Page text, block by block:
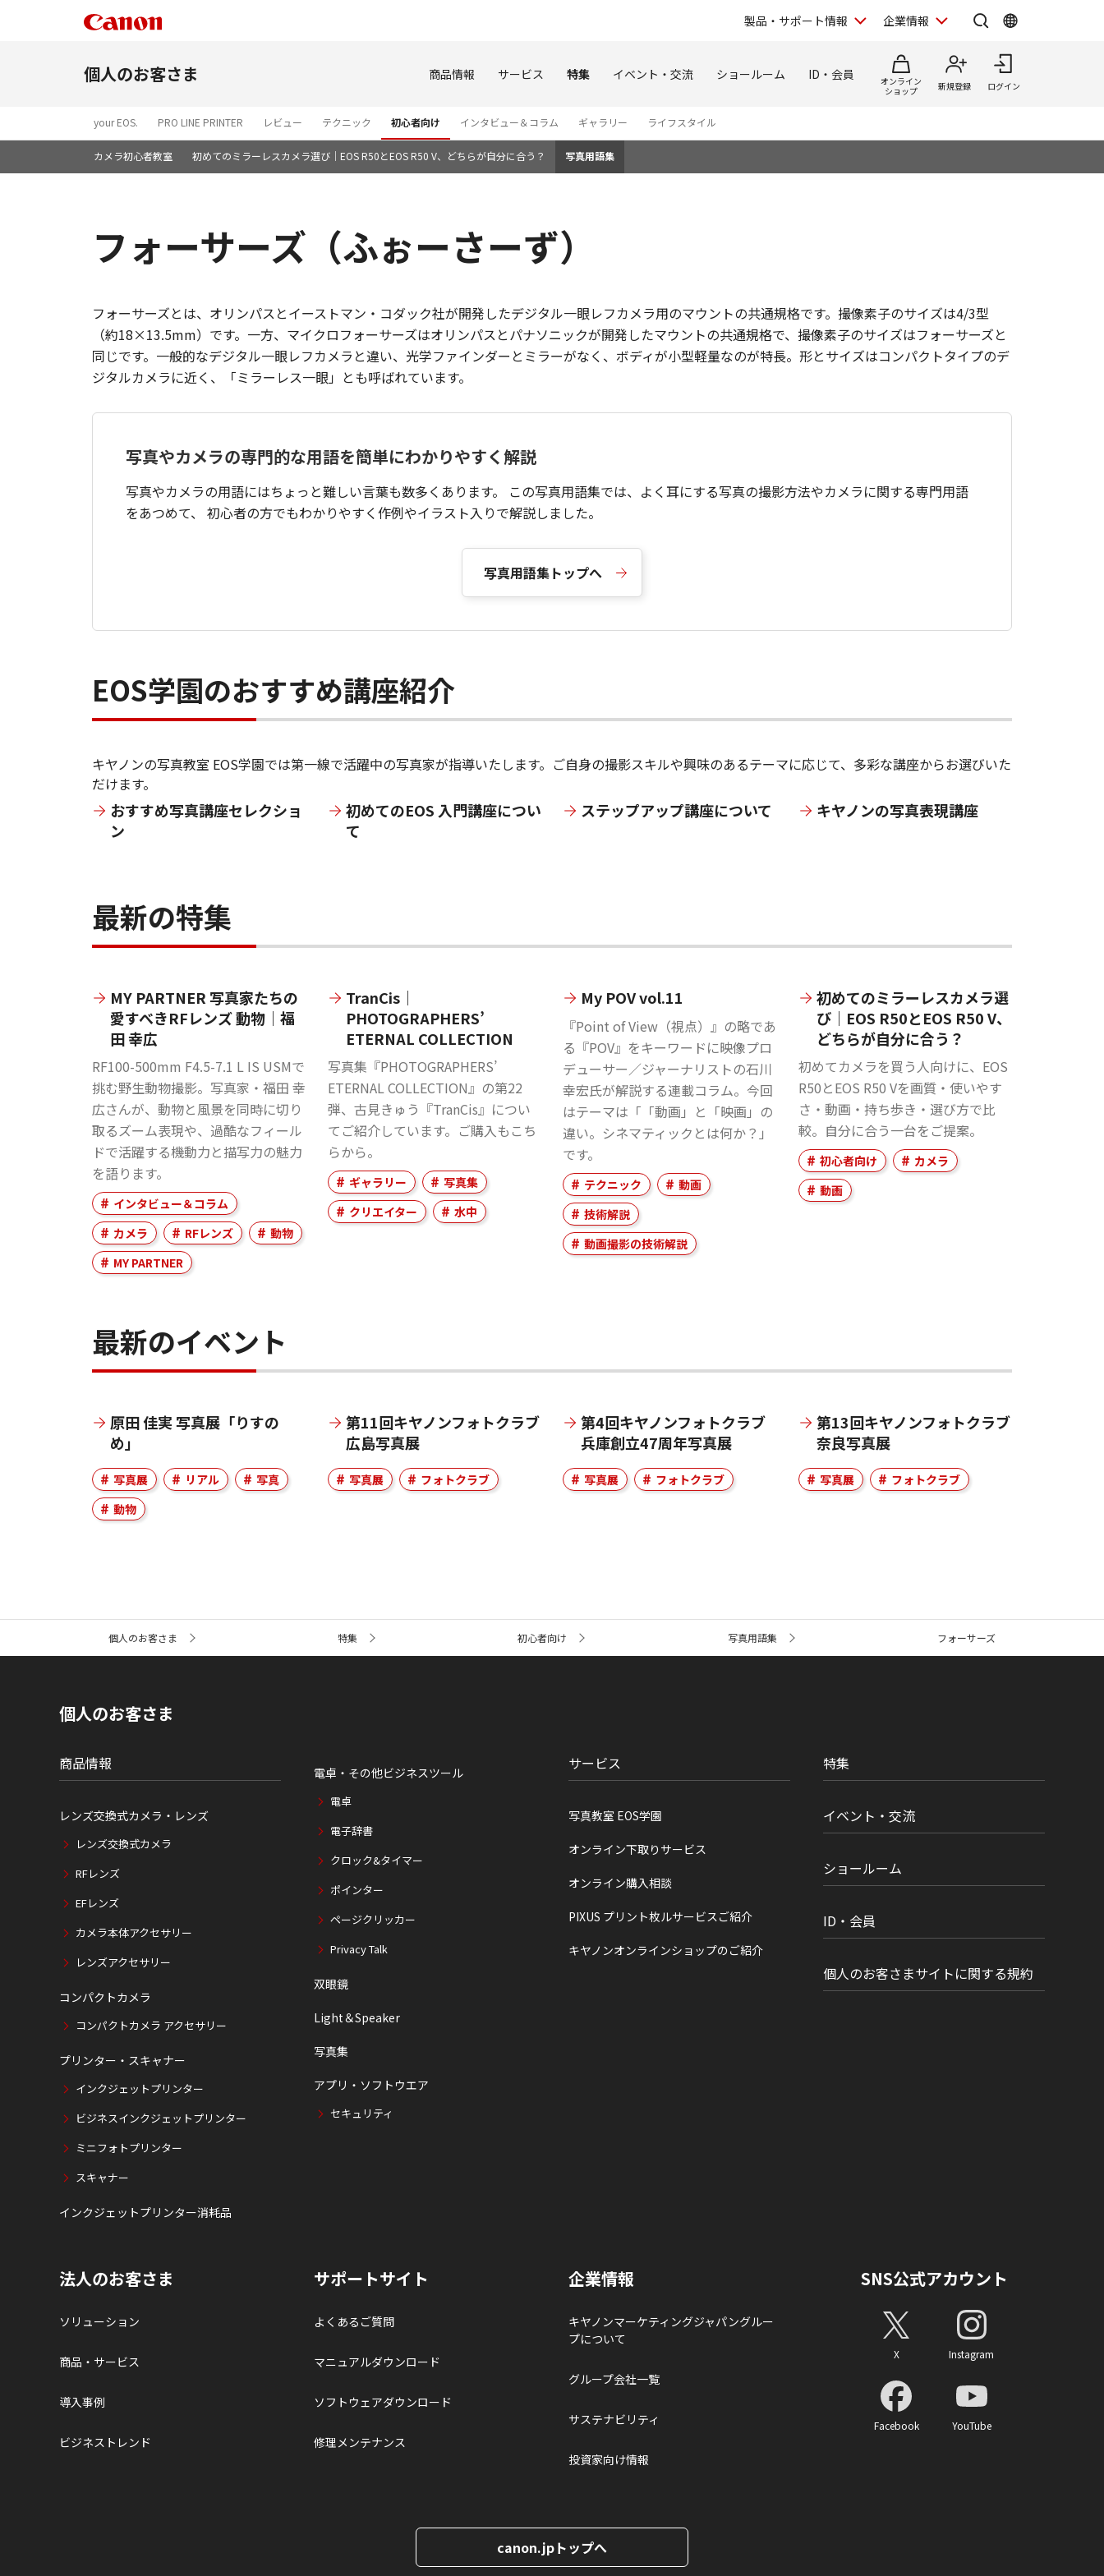
製品・サポート情報 企業情報
個人のお客さま 商品情報 サービス 特集 イベント・交流 ショールーム ID・会員
オンライン
ショップ
新規登録 ログイン
your EOS. PRO LINE PRINTER レビュー テクニック 初心者向け インタビュー＆コラム ギャラリー ライフスタイル
カメラ初心者教室 初めてのミラーレスカメラ選び｜EOS R50とEOS R50 V、どちらが自分に合う？ 写真用語集
フォーサーズ（ふぉーさーず）
フォーサーズとは、オリンパスとイーストマン・コダック社が開発したデジタル一眼レフカメラ用のマウントの共通規格です。撮像素子のサイズは4/3型
（約18×13.5mm）です。一方、マイクロフォーサーズはオリンパスとパナソニックが開発したマウントの共通規格で、撮像素子のサイズはフォーサーズと
同じです。一般的なデジタル一眼レフカメラと違い、光学ファインダーとミラーがなく、ボディが小型軽量なのが特長。形とサイズはコンパクトタイプのデ
ジタルカメラに近く、「ミラーレス一眼」とも呼ばれています。
写真やカメラの専門的な用語を簡単にわかりやすく解説
写真やカメラの用語にはちょっと難しい言葉も数多くあります。 この写真用語集では、よく耳にする写真の撮影方法やカメラに関する専門用語
をあつめて、 初心者の方でもわかりやすく作例やイラスト入りで解説しました。
写真用語集トップへ
EOS学園のおすすめ講座紹介
キヤノンの写真教室 EOS学園では第一線で活躍中の写真家が指導いたします。ご自身の撮影スキルや興味のあるテーマに応じて、多彩な講座からお選びいた
だけます。
おすすめ写真講座セレクショ
ン
初めてのEOS 入門講座につい
て
ステップアップ講座について キヤノンの写真表現講座
最新の特集
MY PARTNER 写真家たちの
愛すべきRFレンズ 動物｜福
田 幸広
RF100-500mm F4.5-7.1 L IS USMで
挑む野生動物撮影。写真家・福田 幸
広さんが、動物と風景を同時に切り
取るズーム表現や、過酷なフィール
ドで活躍する機動力と描写力の魅力
を語ります。
インタビュー＆コラム
カメラ
RFレンズ
動物
MY PARTNER
TranCis｜
PHOTOGRAPHERS’
ETERNAL COLLECTION
写真集『PHOTOGRAPHERS’
ETERNAL COLLECTION』の第22
弾、古見きゅう『TranCis』につい
てご紹介しています。ご購入もこち
らから。
ギャラリー
写真集
クリエイター
水中
My POV vol.11
『Point of View（視点）』の略であ
る『POV』をキーワードに映像プロ
デューサー／ジャーナリストの石川
幸宏氏が解説する連載コラム。今回
はテーマは「「動画」と「映画」の
違い。シネマティックとは何か？」
です。
テクニック
動画
技術解説
動画撮影の技術解説
初めてのミラーレスカメラ選
び｜EOS R50とEOS R50 V、
どちらが自分に合う？
初めてカメラを買う人向けに、EOS
R50とEOS R50 Vを画質・使いやす
さ・動画・持ち歩き・選び方で比
較。自分に合う一台をご提案。
初心者向け
カメラ
動画
最新のイベント
原田 佳実 写真展「りすの
め」
写真展 リアル
写真
動物
第11回キヤノンフォトクラブ
広島写真展
写真展 フォトクラブ
第4回キヤノンフォトクラブ
兵庫創立47周年写真展
写真展 フォトクラブ
第13回キヤノンフォトクラブ
奈良写真展
写真展 フォトクラブ
ト
個人のお客さま 特集 初心者向け 写真用語集 フォーサーズ
個人のお客さま
商品情報
レンズ交換式カメラ・レンズ
レンズ交換式カメラ
RFレンズ
EFレンズ
カメラ本体アクセサリー
レンズアクセサリー
コンパクトカメラ
コンパクトカメラ アクセサリー
プリンター・スキャナー
インクジェットプリンター
ビジネスインクジェットプリンター
ミニフォトプリンター
スキャナー
インクジェットプリンター消耗品
電卓・その他ビジネスツール
電卓
電子辞書
クロック&タイマー
ポインター
ページクリッカー
Privacy Talk
双眼鏡
Light＆Speaker
写真集
アプリ・ソフトウエア
セキュリティ
サービス
写真教室 EOS学園
オンライン下取りサービス
オンライン購入相談
PIXUS プリント枚ルサービスご紹介
キヤノンオンラインショップのご紹介
特集
イベント・交流
ショールーム
ID・会員
個人のお客さまサイトに関する規約
法人のお客さま
ソリューション
商品・サービス
導入事例
ビジネストレンド
サポートサイト
よくあるご質問
マニュアルダウンロード
ソフトウェアダウンロード
修理メンテナンス
企業情報
キヤノンマーケティングジャパングルー
プについて
グループ会社一覧
サステナビリティ
投資家向け情報
SNS公式アカウント
X Instagram
Facebook YouTube
canon.jpトップへ